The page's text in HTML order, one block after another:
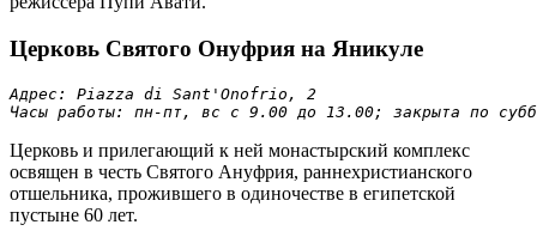
Церковь Святого Онуфрия на Яникуле
Адрес: Piazza di Sant'Onofrio, 2
Часы работы: пн-пт, вс с 9.00 до 13.00; закрыта по
Церковь и прилегающий к ней монастырский комплекс
освящен в честь Святого Ануфрия, раннехристианского
отшельника, прожившего в одиночестве в египетской
пустыне 60 лет.